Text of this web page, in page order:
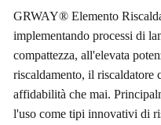
GRWAY® Elemento
implementando processi di
compattezza, all'elevata
riscaldamento, il riscaldatore
affidabilità che mai.
l'uso come tipi innovativi di